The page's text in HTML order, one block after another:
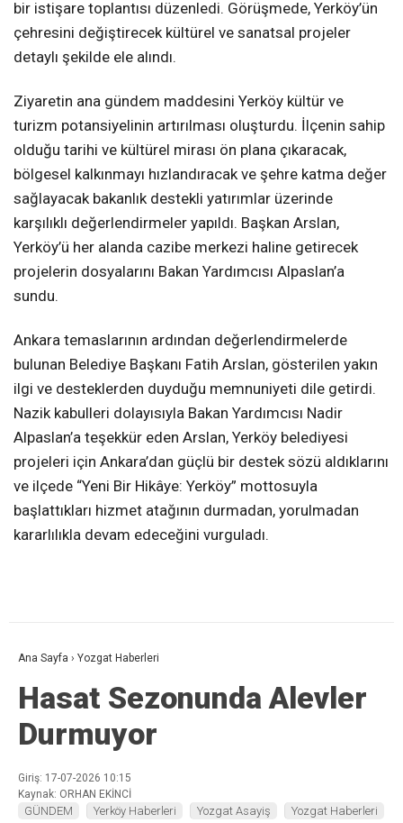
bir istişare toplantısı düzenledi. Görüşmede, Yerköy’ün
çehresini değiştirecek kültürel ve sanatsal projeler
detaylı şekilde ele alındı.
Ziyaretin ana gündem maddesini Yerköy kültür ve
turizm potansiyelinin artırılması oluşturdu. İlçenin sahip
olduğu tarihi ve kültürel mirası ön plana çıkaracak,
bölgesel kalkınmayı hızlandıracak ve şehre katma değer
sağlayacak bakanlık destekli yatırımlar üzerinde
karşılıklı değerlendirmeler yapıldı. Başkan Arslan,
Yerköy’ü her alanda cazibe merkezi haline getirecek
projelerin dosyalarını Bakan Yardımcısı Alpaslan’a
sundu.
Ankara temaslarının ardından değerlendirmelerde
bulunan Belediye Başkanı Fatih Arslan, gösterilen yakın
ilgi ve desteklerden duyduğu memnuniyeti dile getirdi.
Nazik kabulleri dolayısıyla Bakan Yardımcısı Nadir
Alpaslan’a teşekkür eden Arslan, Yerköy belediyesi
projeleri için Ankara’dan güçlü bir destek sözü aldıklarını
ve ilçede “Yeni Bir Hikâye: Yerköy” mottosuyla
başlattıkları hizmet atağının durmadan, yorulmadan
kararlılıkla devam edeceğini vurguladı.
Ana Sayfa › Yozgat Haberleri
Hasat Sezonunda Alevler
Durmuyor
Giriş: 17-07-2026 10:15
Kaynak: ORHAN EKİNCİ
GÜNDEM Yerköy Haberleri Yozgat Asayiş Yozgat Haberleri